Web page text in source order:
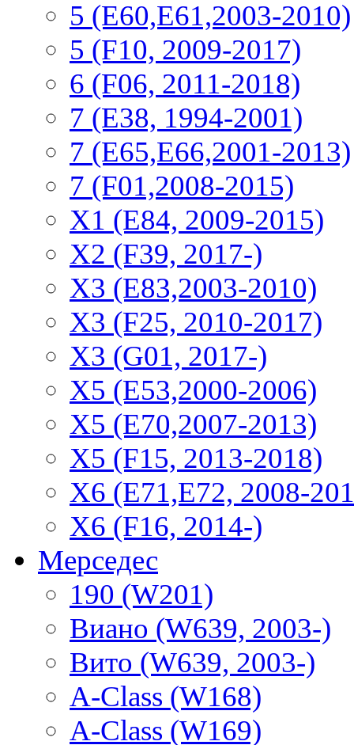
5 (E60,E61,2003-2010)
5 (F10, 2009-2017)
6 (F06, 2011-2018)
7 (E38, 1994-2001)
7 (E65,E66,2001-2013)
7 (F01,2008-2015)
X1 (E84, 2009-2015)
Х2 (F39, 2017-)
X3 (E83,2003-2010)
X3 (F25, 2010-2017)
X3 (G01, 2017-)
X5 (E53,2000-2006)
X5 (E70,2007-2013)
X5 (F15, 2013-2018)
X6 (E71,E72, 2008-
X6 (F16, 2014-)
Мерседес
190 (W201)
Виано (W639, 2003-)
Вито (W639, 2003-)
A-Class (W168)
A-Class (W169)